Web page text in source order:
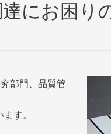
にお困り
部門、品質管
す。